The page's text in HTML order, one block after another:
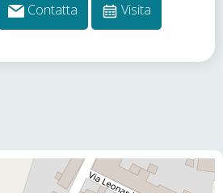
Contatta Visita